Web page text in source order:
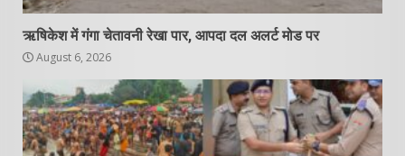
ऋषिकेश में गंगा चेतावनी रेखा पार, आपदा दल अलर्ट मोड पर
August 6, 2026